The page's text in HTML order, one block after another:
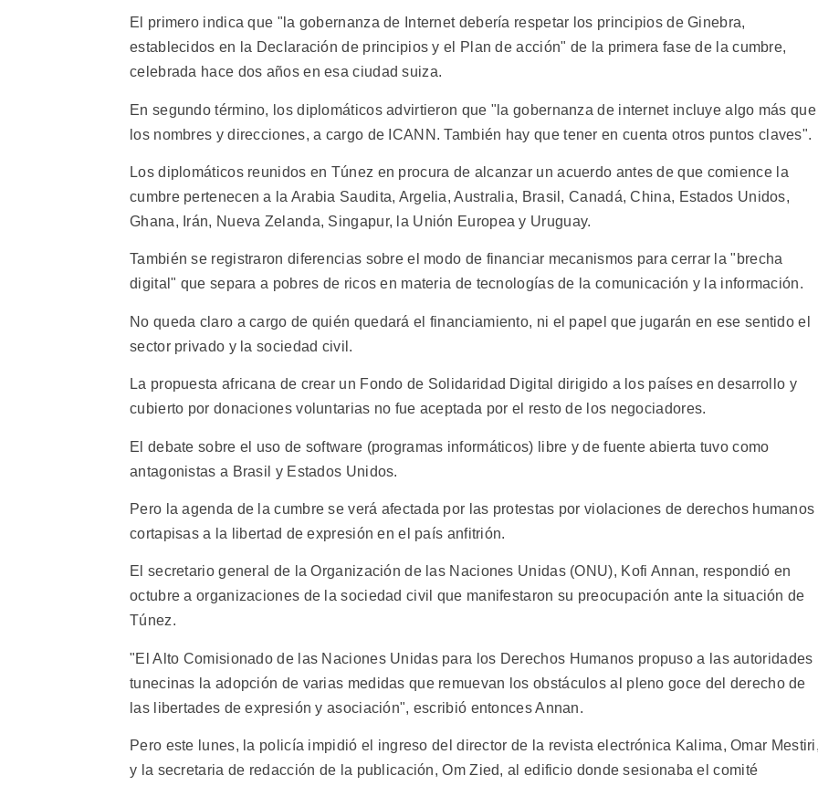
El primero indica que "la gobernanza de Internet debería respetar los principios de Ginebra,
establecidos en la Declaración de principios y el Plan de acción" de la primera fase de la cumbre,
celebrada hace dos años en esa ciudad suiza.
En segundo término, los diplomáticos advirtieron que "la gobernanza de internet incluye algo más que
los nombres y direcciones, a cargo de ICANN. También hay que tener en cuenta otros puntos claves".
Los diplomáticos reunidos en Túnez en procura de alcanzar un acuerdo antes de que comience la
cumbre pertenecen a la Arabia Saudita, Argelia, Australia, Brasil, Canadá, China, Estados Unidos,
Ghana, Irán, Nueva Zelanda, Singapur, la Unión Europea y Uruguay.
También se registraron diferencias sobre el modo de financiar mecanismos para cerrar la "brecha
digital" que separa a pobres de ricos en materia de tecnologías de la comunicación y la información.
No queda claro a cargo de quién quedará el financiamiento, ni el papel que jugarán en ese sentido el
sector privado y la sociedad civil.
La propuesta africana de crear un Fondo de Solidaridad Digital dirigido a los países en desarrollo y
cubierto por donaciones voluntarias no fue aceptada por el resto de los negociadores.
El debate sobre el uso de software (programas informáticos) libre y de fuente abierta tuvo como
antagonistas a Brasil y Estados Unidos.
Pero la agenda de la cumbre se verá afectada por las protestas por violaciones de derechos humanos
cortapisas a la libertad de expresión en el país anfitrión.
El secretario general de la Organización de las Naciones Unidas (ONU), Kofi Annan, respondió en
octubre a organizaciones de la sociedad civil que manifestaron su preocupación ante la situación de
Túnez.
"El Alto Comisionado de las Naciones Unidas para los Derechos Humanos propuso a las autoridades
tunecinas la adopción de varias medidas que remuevan los obstáculos al pleno goce del derecho de
las libertades de expresión y asociación", escribió entonces Annan.
Pero este lunes, la policía impidió el ingreso del director de la revista electrónica Kalima, Omar
y la secretaria de redacción de la publicación, Om Zied, al edificio donde sesionaba el comité